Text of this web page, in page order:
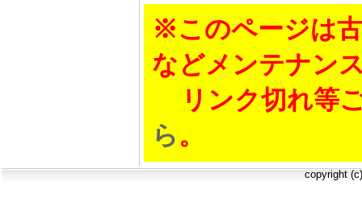
※このページは
などメンテナン
リンク切れ等
ら。
copyright